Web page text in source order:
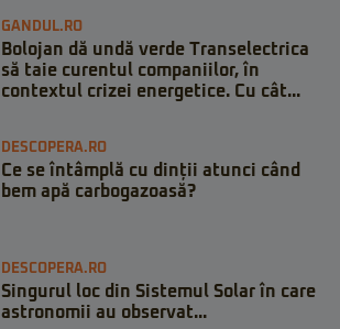
GANDUL.RO
Bolojan dă undă verde Transelectrica
să taie curentul companiilor, în
contextul crizei energetice. Cu cât...
DESCOPERA.RO
Ce se întâmplă cu dinții atunci când
bem apă carbogazoasă?
DESCOPERA.RO
Singurul loc din Sistemul Solar în care
astronomii au observat...